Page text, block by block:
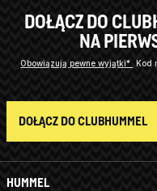
HUMMEL
DOŁĄCZ DO
NA
Obowiązują pewne wyjątki*
Kod
DOŁĄCZ DO CLUBHUMMEL